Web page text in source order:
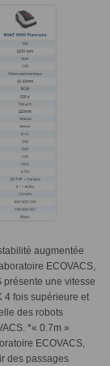
augmentée
ECOVACS,
présente une vitesse
4 fois supérieure et
des robots
*« 0.7m »
ECOVACS,
des passages